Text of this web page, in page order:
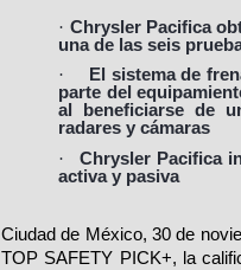
· Chrysler Pacifica
una de las seis
·
El sistema de
parte del
al beneficiarse de
radares y cámaras
·
Chrysler Pacifica
activa y pasiva
Ciudad de México, 30 de
TOP SAFETY PICK+, la